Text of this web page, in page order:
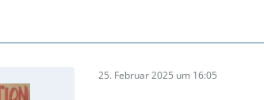
25. Februar 2025 um 16:05